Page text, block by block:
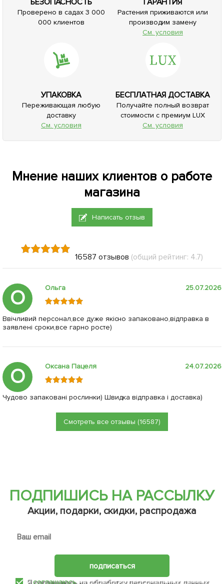
БЕЗОПАСНОСТЬ
Проверено в садах 3 000
000 клиентов
ГАРАНТИЯ
Растения приживаются или
производим замену
См. условия
УПАКОВКА
Переживающая любую
доставку
См. условия
БЕСПЛАТНАЯ ДОСТАВКА
Получайте полный возврат
стоимости с премиум LUX
См. условия
Мнение наших клиентов о работе
магазина
Написать отзыв
16587 отзывов (общий рейтинг: 4.7)
О Ольга 25.07.2026
Ввічливий персонал,все дуже якісно запаковано,відправка в
заявлені сроки,все гарно росте)
О Оксана Пацеля 24.07.2026
Чудово запаковані рослинки) Швидка відправка і доставка)
Смотреть все отзывы (16587)
ПОДПИШИСЬ НА РАССЫЛКУ
Акции, подарки, скидки, распродажа
подписаться